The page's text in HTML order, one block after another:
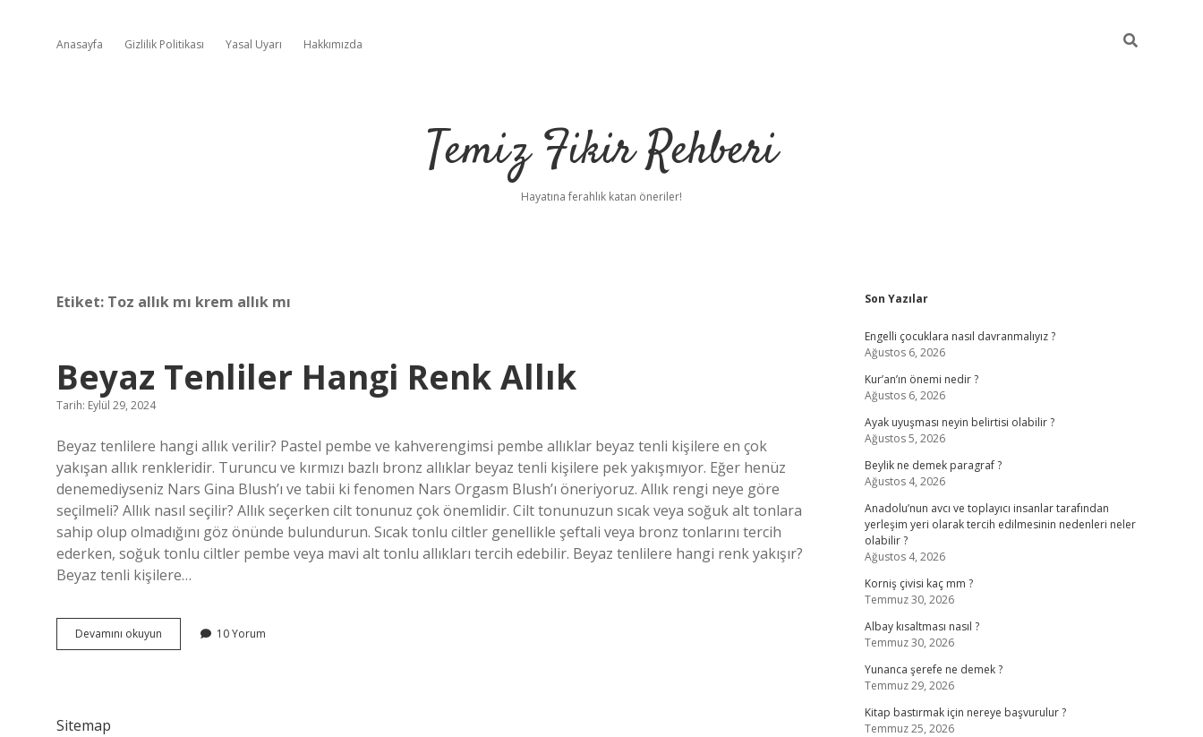
Anasayfa Gizlilik Politikası Yasal Uyarı Hakkımızda
Temiz Fikir Rehberi
Hayatına ferahlık katan öneriler!
Etiket: Toz allık mı krem allık mı
Beyaz Tenliler Hangi Renk Allık
Tarih: Eylül 29, 2024
Beyaz tenlilere hangi allık verilir? Pastel pembe ve kahverengimsi pembe allıklar beyaz tenli kişilere en çok
yakışan allık renkleridir. Turuncu ve kırmızı bazlı bronz allıklar beyaz tenli kişilere pek yakışmıyor. Eğer henüz
denemediyseniz Nars Gina Blush’ı ve tabii ki fenomen Nars Orgasm Blush’ı öneriyoruz. Allık rengi neye göre
seçilmeli? Allık nasıl seçilir? Allık seçerken cilt tonunuz çok önemlidir. Cilt tonunuzun sıcak veya soğuk alt tonlara
sahip olup olmadığını göz önünde bulundurun. Sıcak tonlu ciltler genellikle şeftali veya bronz tonlarını tercih
ederken, soğuk tonlu ciltler pembe veya mavi alt tonlu allıkları tercih edebilir. Beyaz tenlilere hangi renk yakışır?
Beyaz tenli kişilere…
Devamını okuyun
Tenliler
10 Yorum
Sitemap
Sidebar
Son Yazılar
Engelli çocuklara nasıl davranmalıyız ?
Ağustos 6, 2026
Kur’an’ın önemi nedir ?
Ağustos 6, 2026
Ayak uyuşması neyin belirtisi olabilir ?
Ağustos 5, 2026
Beylik ne demek paragraf ?
Ağustos 4, 2026
Anadolu’nun avcı ve toplayıcı insanlar tarafından
yerleşim yeri olarak tercih edilmesinin nedenleri neler
olabilir ?
Ağustos 4, 2026
Korniş çivisi kaç mm ?
Temmuz 30, 2026
Albay kısaltması nasıl ?
Temmuz 30, 2026
Yunanca şerefe ne demek ?
Temmuz 29, 2026
Kitap bastırmak için nereye başvurulur ?
Temmuz 25, 2026